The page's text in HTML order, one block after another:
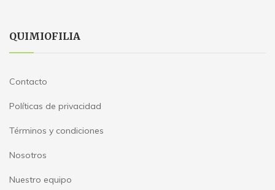
QUIMIOFILIA
Contacto
Políticas de privacidad
Términos y condiciones
Nosotros
Nuestro equipo